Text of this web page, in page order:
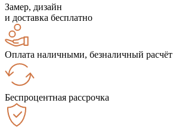
Замер, дизайн
и доставка бесплатно
Оплата наличными, безналичный расчёт
Беспроцентная рассрочка